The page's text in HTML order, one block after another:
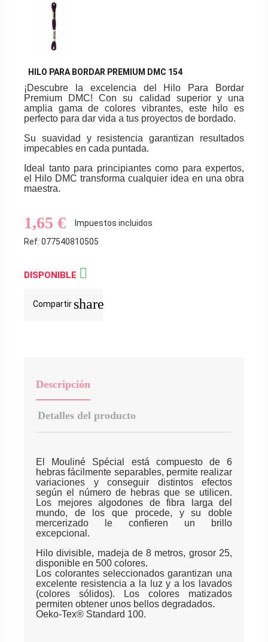
HILO PARA BORDAR PREMIUM DMC 154
¡Descubre la excelencia del Hilo Para Bordar
Premium DMC! Con su calidad superior y una
amplia gama de colores vibrantes, este hilo es
perfecto para dar vida a tus proyectos de bordado.
Su suavidad y resistencia garantizan resultados
impecables en cada puntada.
Ideal tanto para principiantes como para expertos,
el Hilo DMC transforma cualquier idea en una obra
maestra.
1,65 €
Impuestos incluidos
Ref: 077540810505
DISPONIBLE 
Compartir share
Descripción
Detalles del producto
El Mouliné Spécial está compuesto de 6
hebras fácilmente separables, permite realizar
variaciones y conseguir distintos efectos
según el número de hebras que se utilicen.
Los mejores algodones de fibra larga del
mundo, de los que procede, y su doble
mercerizado le confieren un brillo
excepcional.
Hilo divisible, madeja de 8 metros, grosor 25,
disponible en 500 colores.
Los colorantes seleccionados garantizan una
excelente resistencia a la luz y a los lavados
(colores sólidos). Los colores matizados
permiten obtener unos bellos degradados.
Oeko-Tex® Standard 100.